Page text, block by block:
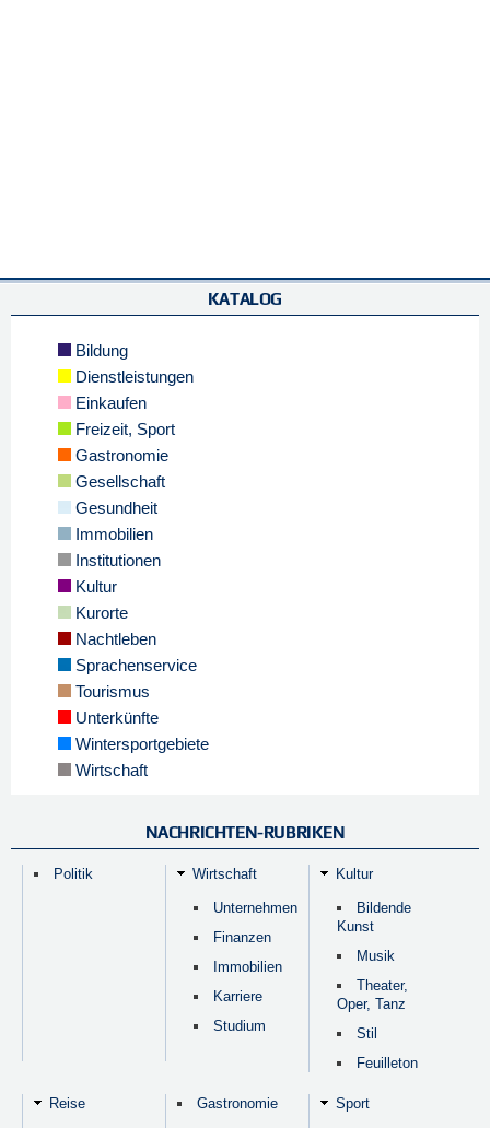
KATALOG
Bildung
Dienstleistungen
Einkaufen
Freizeit, Sport
Gastronomie
Gesellschaft
Gesundheit
Immobilien
Institutionen
Kultur
Kurorte
Nachtleben
Sprachenservice
Tourismus
Unterkünfte
Wintersportgebiete
Wirtschaft
NACHRICHTEN-RUBRIKEN
Politik Wirtschaft
Unternehmen
Finanzen
Immobilien
Karriere
Studium
Kultur
Bildende
Kunst
Musik
Theater,
Oper, Tanz
Stil
Feuilleton
Reise Gastronomie Sport